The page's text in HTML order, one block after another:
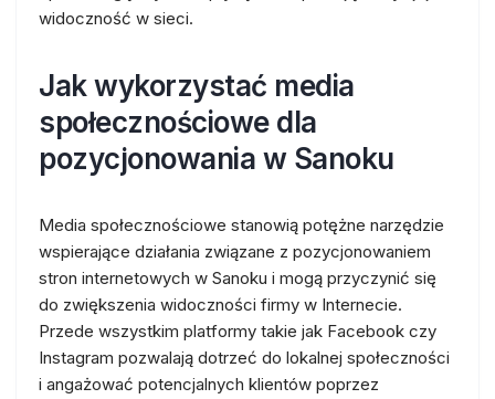
widoczność w sieci.
Jak wykorzystać media
społecznościowe dla
pozycjonowania w Sanoku
Media społecznościowe stanowią potężne narzędzie
wspierające działania związane z pozycjonowaniem
stron internetowych w Sanoku i mogą przyczynić się
do zwiększenia widoczności firmy w Internecie.
Przede wszystkim platformy takie jak Facebook czy
Instagram pozwalają dotrzeć do lokalnej społeczności
i angażować potencjalnych klientów poprzez